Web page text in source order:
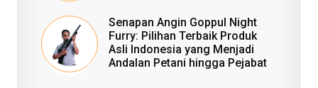
Senapan Angin Goppul Night
Furry: Pilihan Terbaik Produk
Asli Indonesia yang Menjadi
Andalan Petani hingga Pejabat